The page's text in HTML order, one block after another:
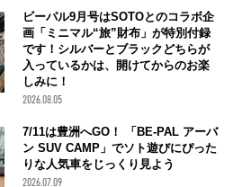
ビーパル9月号はSOTOとのコラボ企
画「ミニマル“旅”財布」が特別付録
です！シルバーとブラックどちらが
入っているかは、開けてからのお楽
しみに！
2026.08.05
7/11は豊洲へGO！ 「BE-PAL アーバ
ン SUV CAMP」でソト遊びにぴった
りな人気車をじっくり見よう
2026.07.09